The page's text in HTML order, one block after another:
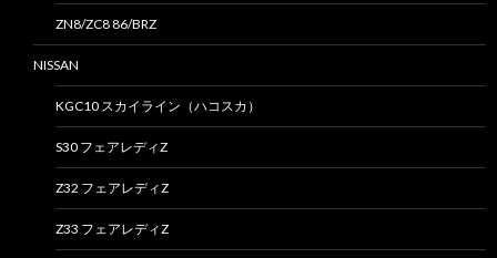
ZN8/ZC8 86/BRZ
NISSAN
KGC10 スカイライン（ハコスカ）
S30 フェアレディZ
Z32 フェアレディZ
Z33 フェアレディZ